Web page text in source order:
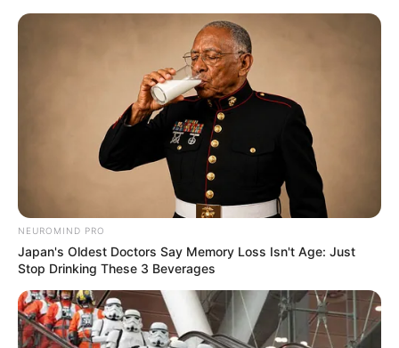
como fazer um sketchbook
Como Fazer um
Sketchbook: Passo a Passo
Simples e Rápido
NEUROMIND PRO
Japan's Oldest Doctors Say Memory Loss Isn't Age: Just
Stop Drinking These 3 Beverages